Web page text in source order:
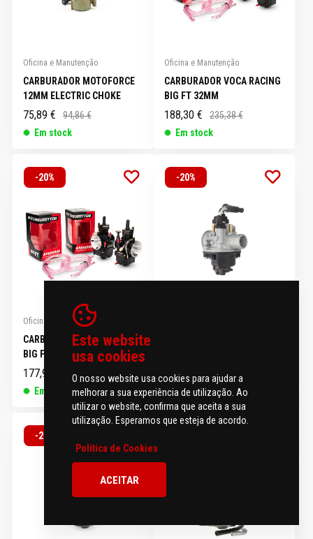
Oficina e Manutenção
CARBURADOR MOTOFORCE
12MM ELECTRIC CHOKE
75,89 €
94,86 €
Em stock
Oficina e Manutenção
CARBURADOR VOCA RACING
BIG FT 32MM
188,30 €
235,38 €
Em stock
-20%
Oficina e Manutenção
CARBURADOR VOCA RACING
BIG FT 34MM
177,91 €
222,38 €
Em stock
-20%
145,50 €
181,88 €
Sem stock
-20%
Este website
usa cookies
O nosso website usa cookies para ajudar a
melhorar a sua experiência de utilização. Ao
utilizar o website, confirma que aceita a sua
utilização. Esperamos que esteja de acordo.
Política de Cookies
ACEITAR